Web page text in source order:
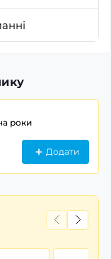
роки
Додати